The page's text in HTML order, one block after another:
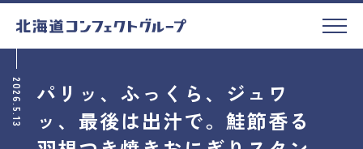
パリッ、ふっくら、ジュワ
ッ、最後は出汁で。鮭節香る
2026.5.13